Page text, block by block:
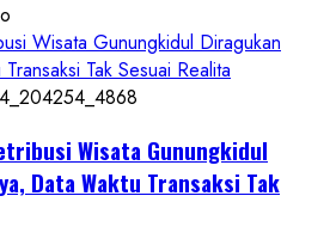
Wisata Gunungkidul Diragukan
Tak Sesuai Realita
Wisata Gunungkidul
Data Waktu Transaksi Tak